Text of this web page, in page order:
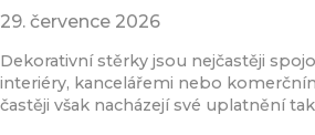
29. července 2026
Dekorativní stěrky jsou nejčastěji
interiéry, kancelářemi nebo
častěji však nacházejí své uplatnění